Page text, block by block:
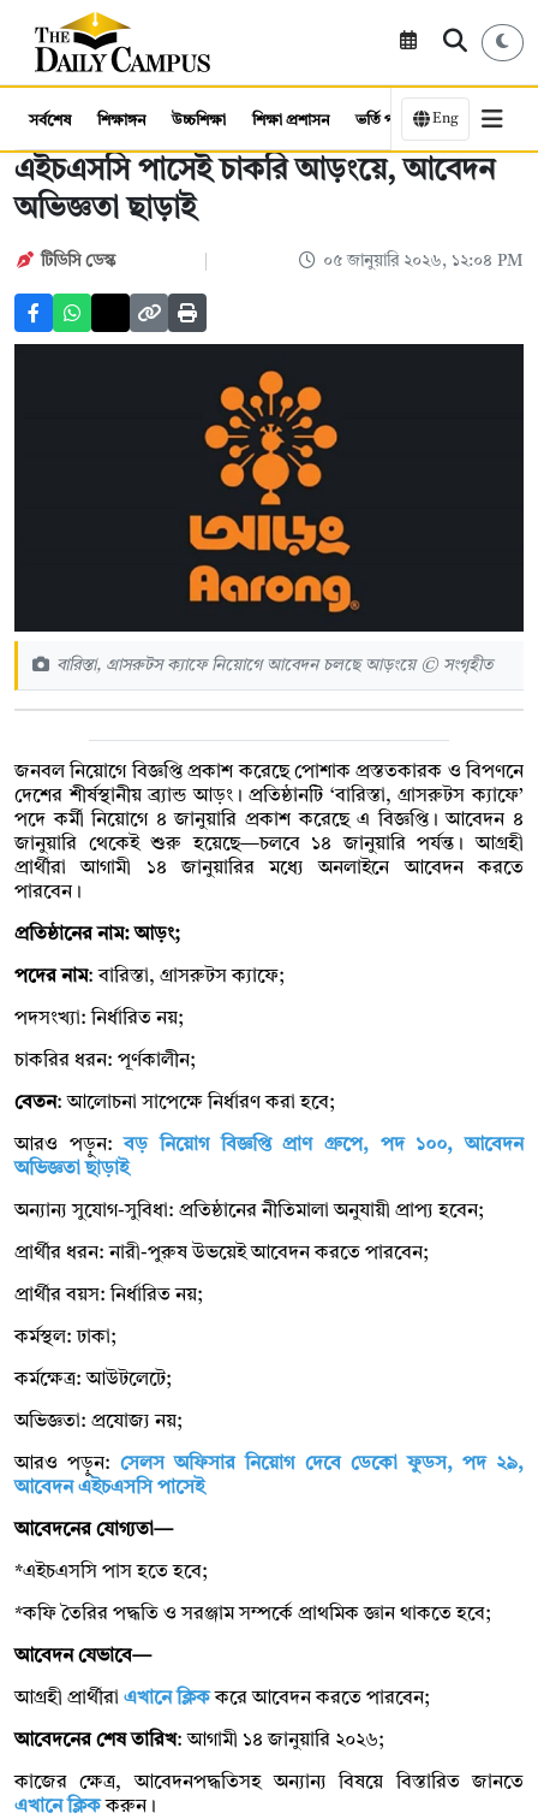
সর্বশেষ শিক্ষাঙ্গন উচ্চশিক্ষা শিক্ষা প্রশাসন ভর্তি পরীক্ষা কর্মসংস্থান
Eng
এইচএসসি পাসেই চাকরি আড়ংয়ে, আবেদন
অভিজ্ঞতা ছাড়াই
টিডিসি ডেস্ক ০৫ জানুয়ারি ২০২৬, ১২:০৪ PM
বারিস্তা, গ্রাসরুটস ক্যাফে নিয়োগে আবেদন চলছে আড়ংয়ে © সংগৃহীত
জনবল নিয়োগে বিজ্ঞপ্তি প্রকাশ করেছে পোশাক প্রস্ততকারক ও বিপণনে
দেশের শীর্ষস্থানীয় ব্র্যান্ড আড়ং। প্রতিষ্ঠানটি ‘বারিস্তা, গ্রাসরুটস ক্যাফে’
পদে কর্মী নিয়োগে ৪ জানুয়ারি প্রকাশ করেছে এ বিজ্ঞপ্তি। আবেদন ৪
জানুয়ারি থেকেই শুরু হয়েছে—চলবে ১৪ জানুয়ারি পর্যন্ত। আগ্রহী
প্রার্থীরা আগামী ১৪ জানুয়ারির মধ্যে অনলাইনে আবেদন করতে
পারবেন।
প্রতিষ্ঠানের নাম: আড়ং;
পদের নাম: বারিস্তা, গ্রাসরুটস ক্যাফে;
পদসংখ্যা: নির্ধারিত নয়;
চাকরির ধরন: পূর্ণকালীন;
বেতন: আলোচনা সাপেক্ষে নির্ধারণ করা হবে;
আরও পড়ুন:বড় নিয়োগ বিজ্ঞপ্তি প্রাণ গ্রুপে, পদ ১০০, আবেদন
অভিজ্ঞতা ছাড়াই
অন্যান্য সুযোগ-সুবিধা: প্রতিষ্ঠানের নীতিমালা অনুযায়ী প্রাপ্য হবেন;
প্রার্থীর ধরন: নারী-পুরুষ উভয়েই আবেদন করতে পারবেন;
প্রার্থীর বয়স: নির্ধারিত নয়;
কর্মস্থল: ঢাকা;
কর্মক্ষেত্র: আউটলেটে;
অভিজ্ঞতা: প্রযোজ্য নয়;
আরও পড়ুন:সেলস অফিসার নিয়োগ দেবে ডেকো ফুডস, পদ ২৯,
আবেদন এইচএসসি পাসেই
আবেদনের যোগ্যতা—
*এইচএসসি পাস হতে হবে;
*কফি তৈরির পদ্ধতি ও সরঞ্জাম সম্পর্কে প্রাথমিক জ্ঞান থাকতে হবে;
আবেদন যেভাবে—
আগ্রহী প্রার্থীরা এখানে ক্লিককরে আবেদন করতে পারবেন;
আবেদনের শেষ তারিখ: আগামী ১৪ জানুয়ারি ২০২৬;
কাজের ক্ষেত্র, আবেদনপদ্ধতিসহ অন্যান্য বিষয়ে বিস্তারিত জানতে
এখানে ক্লিককরুন।